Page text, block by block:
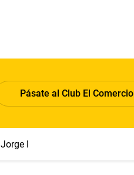
Pásate al Club El Comercio
Jorge Messi